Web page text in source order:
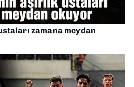
zamana meydan